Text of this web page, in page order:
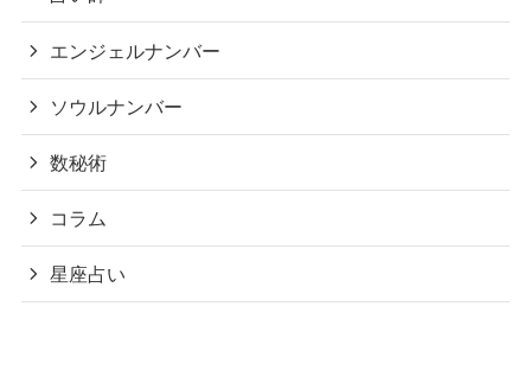
エンジェルナンバー
ソウルナンバー
数秘術
コラム
星座占い